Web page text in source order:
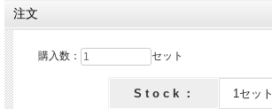
注文
購入数： セット
S t o c k ： 1セット